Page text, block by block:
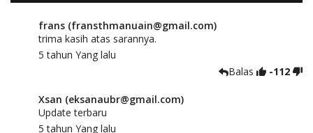
frans (fransthmanuain@gmail.com)
trima kasih atas sarannya.
5 tahun Yang lalu
Balas
-112
Xsan (eksanaubr@gmail.com)
Update terbaru
5 tahun Yang lalu